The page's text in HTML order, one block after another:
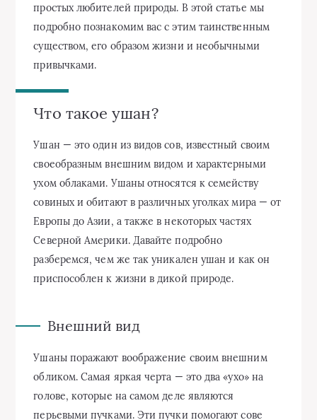
простых любителей природы. В этой статье мы
подробно познакомим вас с этим таинственным
существом, его образом жизни и необычными
привычками.
Что такое ушан?
Ушан — это один из видов сов, известный своим
своеобразным внешним видом и характерными
ухом облаками. Ушаны относятся к семейству
совиных и обитают в различных уголках мира — от
Европы до Азии, а также в некоторых частях
Северной Америки. Давайте подробно
разберемся, чем же так уникален ушан и как он
приспособлен к жизни в дикой природе.
Внешний вид
Ушаны поражают воображение своим внешним
обликом. Самая яркая черта — это два «ухо» на
голове, которые на самом деле являются
перьевыми пучками. Эти пучки помогают сове